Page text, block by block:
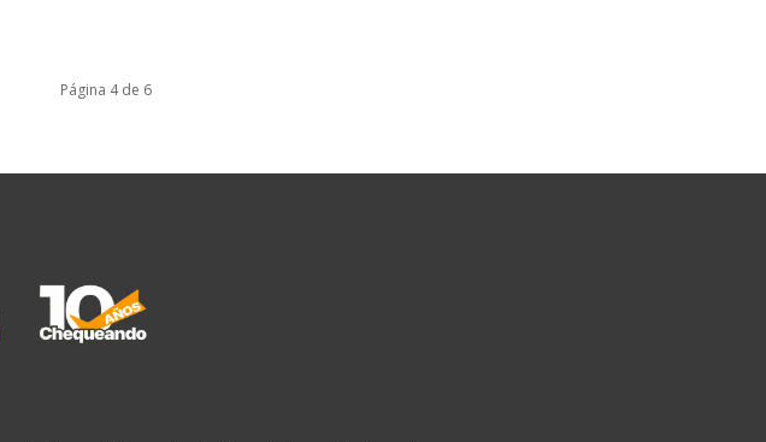
Página 4 de 6